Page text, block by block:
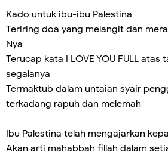
Kado untuk ibu-ibu Palestina
Teriring doa yang melangit dan
Nya
Terucap kata I LOVE YOU FULL
segalanya
Termaktub dalam untaian syair
terkadang rapuh dan melemah
Ibu Palestina telah mengajarkan
Akan arti mahabbah fillah dalam